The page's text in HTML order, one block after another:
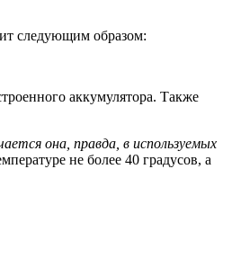
следующим образом:
аккумулятора. Также
она, правда, в используемых
не более 40 градусов, а